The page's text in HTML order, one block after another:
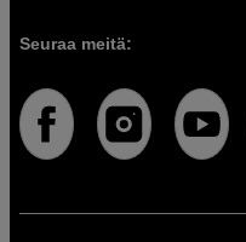
Seuraa meitä: